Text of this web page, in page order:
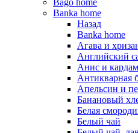
Bago home
Banka home
Назад
Banka home
Агава и
Английский
Анис и
Антикварная
Апельсин и
Банановый
Белая
Белый чай